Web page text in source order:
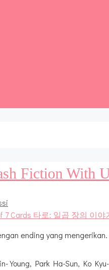
Fiction With
ending yang mengerikan.
Park Ha-Sun, Ko Kyu-